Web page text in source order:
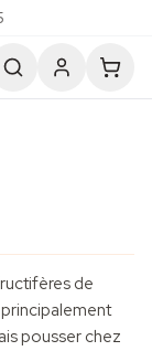
de
pousser chez